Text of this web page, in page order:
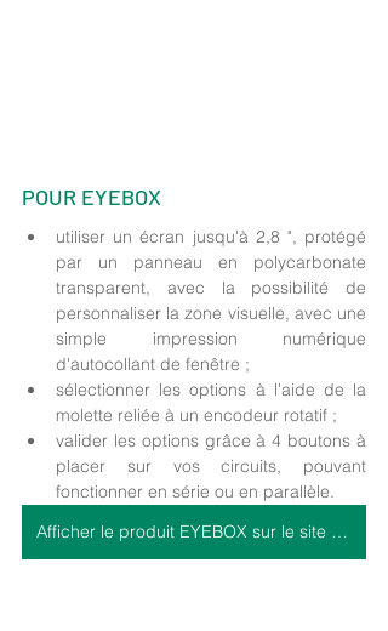
POUR EYEBOX
utiliser un écran jusqu'à 2,8 ", protégé
par un panneau en polycarbonate
transparent, avec la possibilité de
personnaliser la zone visuelle, avec une
simple impression numérique
d'autocollant de fenêtre ;
sélectionner les options à l'aide de la
molette reliée à un encodeur rotatif ;
valider les options grâce à 4 boutons à
placer sur vos circuits, pouvant
fonctionner en série ou en parallèle.
Afficher le produit EYEBOX sur le site >>